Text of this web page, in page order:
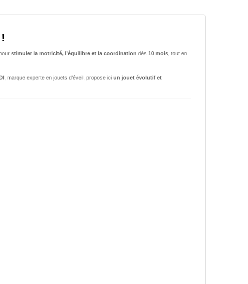
stimuler la motricité, l’équilibre et la coordination dès 10 mois , tout en
, marque experte en jouets d’éveil, propose ici un jouet évolutif et